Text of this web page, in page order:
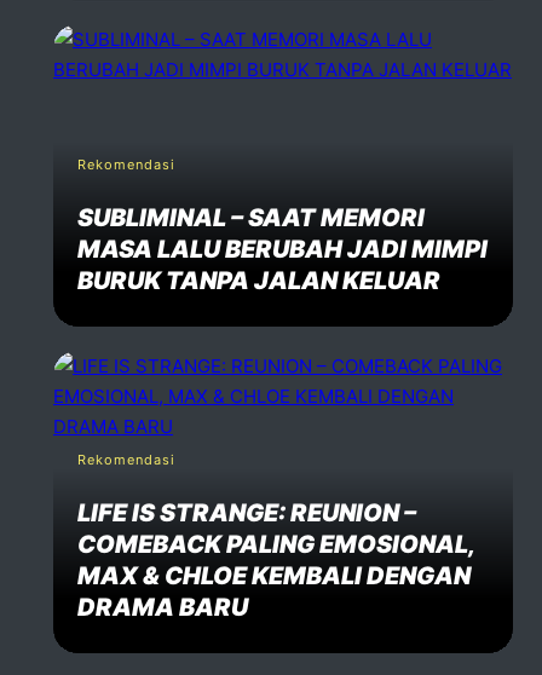
Rekomendasi
SUBLIMINAL – SAAT MEMORI
MASA LALU BERUBAH JADI MIMPI
BURUK TANPA JALAN KELUAR
Rekomendasi
LIFE IS STRANGE: REUNION –
COMEBACK PALING EMOSIONAL,
MAX & CHLOE KEMBALI DENGAN
DRAMA BARU